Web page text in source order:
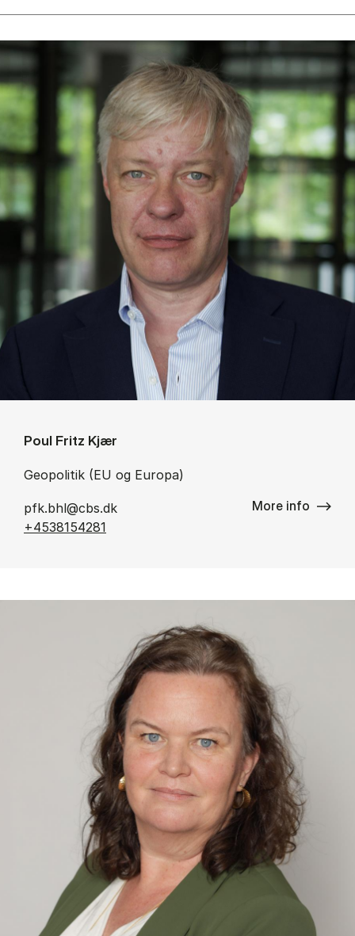
Poul Fritz Kjær
Geopolitik (EU og Europa)
pfk.bhl@cbs.dk
+4538154281
More info